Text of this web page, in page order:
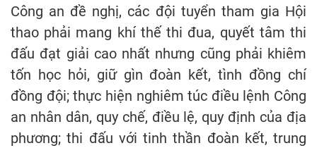
Công an đề nghị, các đội tuyển tham gia Hội
thao phải mang khí thế thi đua, quyết tâm thi
đấu đạt giải cao nhất nhưng cũng phải khiêm
tốn học hỏi, giữ gìn đoàn kết, tình đồng chí
đồng đội; thực hiện nghiêm túc điều lệnh Công
an nhân dân, quy chế, điều lệ, quy định của địa
phương; thi đấu với tinh thần đoàn kết, trung